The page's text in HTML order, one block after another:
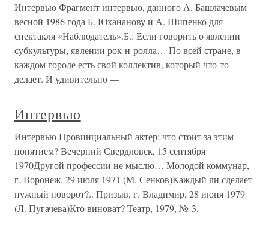
Интервью Фрагмент интервью, данного А. Башлачевым
весной 1986 года Б. Юхананову и А. Шипенко для
спектакля «Наблюдатель».Б.: Если говорить о явлении
субкультуры, явлении рок-н-ролла… По всей стране, в
каждом городе есть свой коллектив, который что-то
делает. И удивительно —
Интервью
Интервью Провинциальный актер: что стоит за этим
понятием? Вечерний Свердловск, 15 сентября
1970Другой профессии не мыслю… Молодой коммунар,
г. Воронеж, 29 июля 1971 (М. Сенков)Каждый ли сделает
нужный поворот?.. Призыв, г. Владимир, 28 июня 1979
(Л. Пугачева)Кто виноват? Театр, 1979, № 3,